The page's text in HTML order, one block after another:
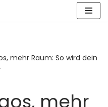
mehr Raum: So wird dein
mehr